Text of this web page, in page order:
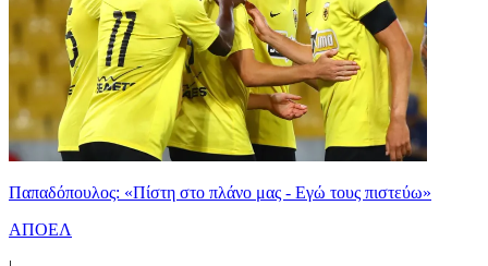
Παπαδόπουλος: «Πίστη στο πλάνο μας - Εγώ τους πιστεύω»
ΑΠΟΕΛ